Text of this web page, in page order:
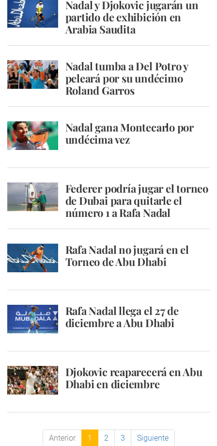
Nadal y Djokovic jugarán un
partido de exhibición en
Arabia Saudita
Nadal tumba a Del Potro y
peleará por su undécimo
Roland Garros
Nadal gana Montecarlo por
undécima vez
Federer podría jugar el torneo
de Dubai para quitarle el
número 1 a Rafa Nadal
Rafa Nadal no jugará en el
Torneo de Abu Dhabi
Rafa Nadal llega el 27 de
diciembre a Abu Dhabi
Djokovic reaparecerá en Abu
Dhabi en diciembre
Anterior 1 2 3 Siguiente